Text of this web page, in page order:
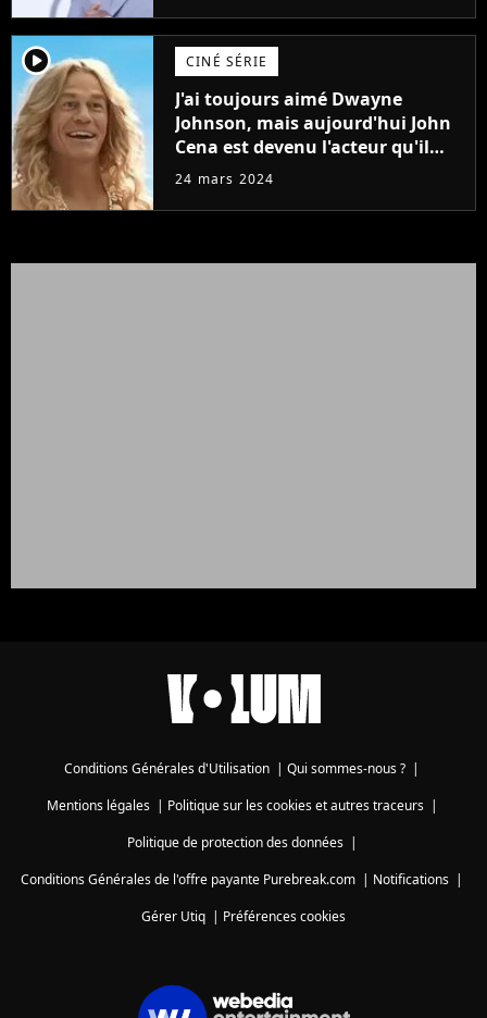
player2 CINÉ SÉRIE
J'ai toujours aimé Dwayne
Johnson, mais aujourd'hui John
Cena est devenu l'acteur qu'il
rêvait d'être (et Ricky Stanicky le
24 mars 2024
Conditions Générales d'Utilisation | Qui sommes-nous ? |
Mentions légales| Politique sur les cookies et autres traceurs|
Politique de protection des données|
Conditions Générales de l'offre payante Purebreak.com | Notifications |
Gérer Utiq | Préférences cookies